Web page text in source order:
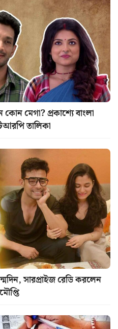
মেগা? প্রকাশ্যে বাংলা
তালিকা
সারপ্রাইজ রেডি করলেন